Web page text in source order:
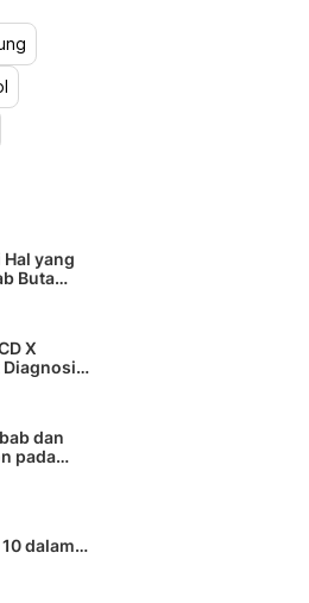
Hal yang
Buta
X
dan
pada
dalam